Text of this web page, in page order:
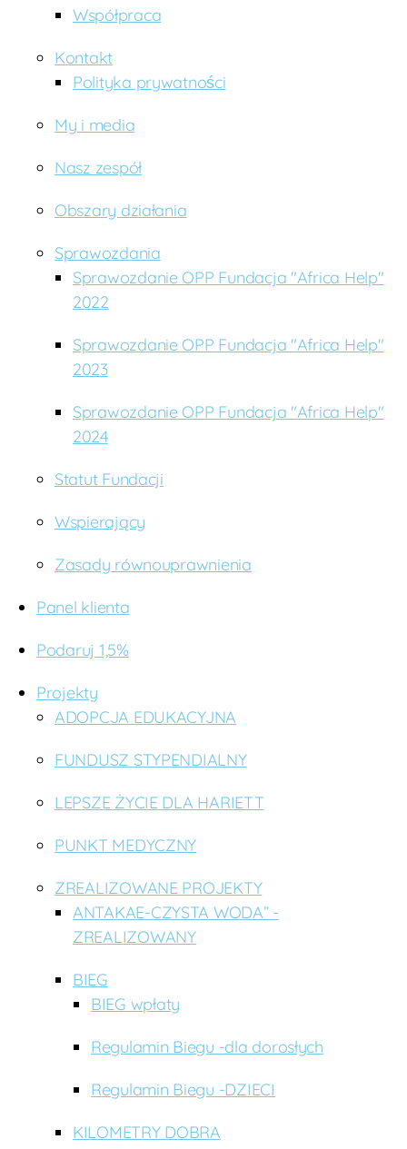
Współpraca
Kontakt
Polityka prywatności
My i media
Nasz zespół
Obszary działania
Sprawozdania
Sprawozdanie OPP Fundacja "Africa Help"
2022
Sprawozdanie OPP Fundacja "Africa Help"
2023
Sprawozdanie OPP Fundacja "Africa Help"
2024
Statut Fundacji
Wspierający
Zasady równouprawnienia
Panel klienta
Podaruj 1,5%
Projekty
ADOPCJA EDUKACYJNA
FUNDUSZ STYPENDIALNY
LEPSZE ŻYCIE DLA HARIETT
PUNKT MEDYCZNY
ZREALIZOWANE PROJEKTY
ANTAKAE-CZYSTA WODA” -
ZREALIZOWANY
BIEG
BIEG wpłaty
Regulamin Biegu -dla dorosłych
Regulamin Biegu -DZIECI
KILOMETRY DOBRA